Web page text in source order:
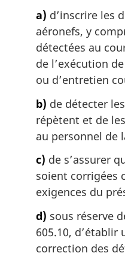
a) d’inscrire les
aéronefs, y
détectées au
de l’exécution
ou d’entretien
b) de détecter
répètent et de
au personnel de
c) de s’assurer
soient corrigées
exigences du
d) sous réserve
605.10, d’établir
correction des